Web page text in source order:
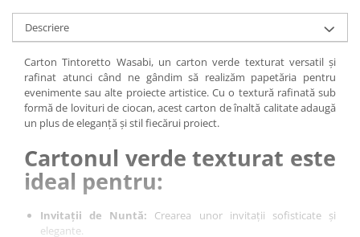
Descriere
Carton Tintoretto Wasabi, un carton verde texturat versatil și
rafinat atunci când ne gândim să realizăm papetăria pentru
evenimente sau alte proiecte artistice. Cu o textură rafinată sub
formă de lovituri de ciocan, acest carton de înaltă calitate adaugă
un plus de eleganță și stil fiecărui proiect.
Cartonul verde texturat este
ideal pentru:
Invitații de Nuntă: Crearea unor invitații sofisticate și
elegante.